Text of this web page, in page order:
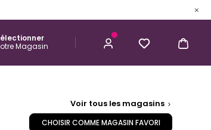
Magasin
Homme
Kérastase
Voir tous les magasins
CHOISIR COMME MAGASIN FAVORI